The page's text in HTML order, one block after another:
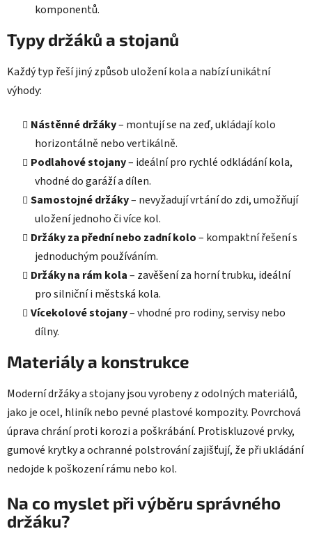
komponentů.
Typy držáků a stojanů
Každý typ řeší jiný způsob uložení kola a nabízí unikátní
výhody:
Nástěnné držáky– montují se na zeď, ukládají kolo
horizontálně nebo vertikálně.
Podlahové stojany– ideální pro rychlé odkládání kola,
vhodné do garáží a dílen.
Samostojné držáky– nevyžadují vrtání do zdi, umožňují
uložení jednoho či více kol.
Držáky za přední nebo zadní kolo– kompaktní řešení s
jednoduchým používáním.
Držáky na rám kola– zavěšení za horní trubku, ideální
pro silniční i městská kola.
Vícekolové stojany– vhodné pro rodiny, servisy nebo
dílny.
Materiály a konstrukce
Moderní držáky a stojany jsou vyrobeny z odolných materiálů,
jako je ocel, hliník nebo pevné plastové kompozity. Povrchová
úprava chrání proti korozi a poškrábání. Protiskluzové prvky,
gumové krytky a ochranné polstrování zajišťují, že při ukládání
nedojde k poškození rámu nebo kol.
Na co myslet při výběru správného
držáku?